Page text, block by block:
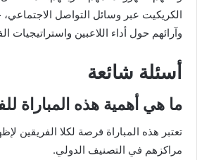
الكريكيت عبر وسائل التواصل الاجتماعي،
وآرائهم حول أداء اللاعبين واستراتيجيات
أسئلة شائعة
ما هي أهمية هذه المباراة
تعتبر هذه المباراة فرصة لكلا الفريقين
مراكزهم في التصنيف الدولي.